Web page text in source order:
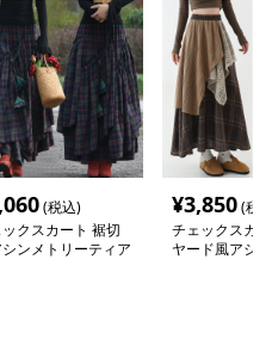
(税込)
クスカート 裾切
ンメトリーティア
¥3,850(税
チェックスカ
ヤード風アシ